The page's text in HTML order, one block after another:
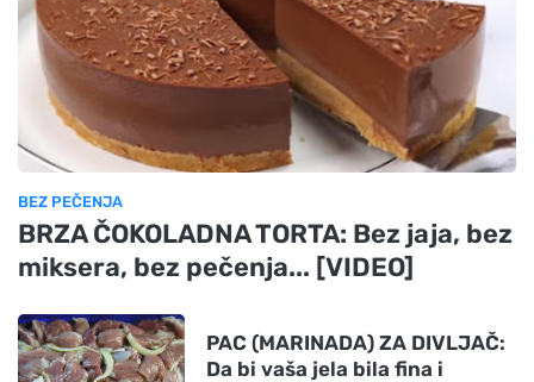
BEZ PEČENJA
BRZA ČOKOLADNA TORTA: Bez jaja, bez
miksera, bez pečenja... [VIDEO]
PAC (MARINADA) ZA DIVLJAČ:
Da bi vaša jela bila fina i